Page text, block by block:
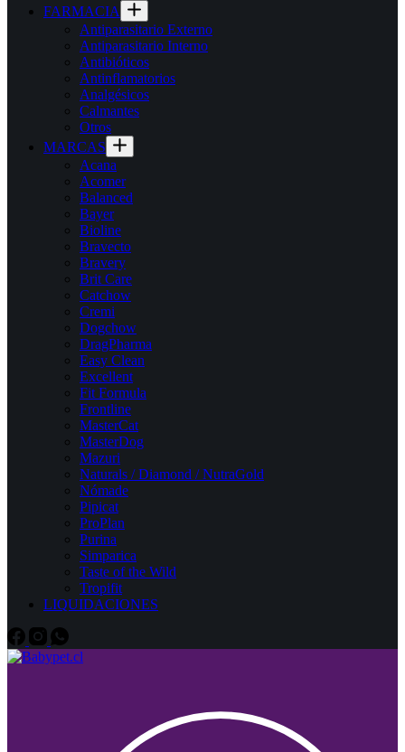
FARMACIA
Antiparasitario Externo
Antiparasitario Interno
Antibióticos
Antinflamatorios
Analgésicos
Calmantes
Otros
MARCAS
Acana
Acomer
Balanced
Bayer
Bioline
Bravecto
Bravery
Brit Care
Catchow
Cremi
Dogchow
DragPharma
Easy Clean
Excellent
Fit Formula
Frontline
MasterCat
MasterDog
Mazuri
Naturals / Diamond / NutraGold
Nómade
Pipicat
ProPlan
Purina
Simparica
Taste of the Wild
Tropifit
LIQUIDACIONES